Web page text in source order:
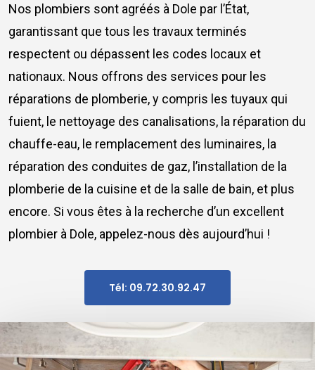
Nos plombiers sont agréés à Dole par l’État,
garantissant que tous les travaux terminés
respectent ou dépassent les codes locaux et
nationaux. Nous offrons des services pour les
réparations de plomberie, y compris les tuyaux qui
fuient, le nettoyage des canalisations, la réparation du
chauffe-eau, le remplacement des luminaires, la
réparation des conduites de gaz, l’installation de la
plomberie de la cuisine et de la salle de bain, et plus
encore. Si vous êtes à la recherche d’un excellent
plombier à Dole, appelez-nous dès aujourd’hui !
Tél: 09.72.30.92.47